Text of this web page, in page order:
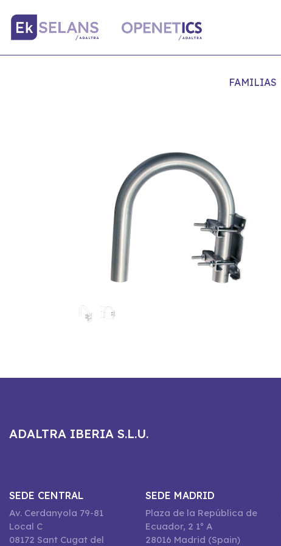
FAMILIAS
ADALTRA IBERIA S.L.U.
SEDE CENTRAL
Av. Cerdanyola 79-81
Local C
08172 Sant Cugat del
SEDE MADRID
Plaza de la República de
Ecuador, 2 1º A
28016 Madrid (Spain)